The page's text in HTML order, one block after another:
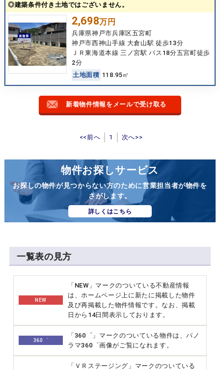
◎建築条件付き土地ではございません。
2,698万円
兵庫県神戸市兵庫区五宮町
神戸市西神山手線 大倉山駅 徒歩13分
ＪＲ東海道本線 三ノ宮駅 バス18分五宮町徒歩
2分
土地面積 118.95㎡
新着物件情報をメールで受け取る
<<前へ 1 次へ>>
物件お探しサービス
お探しの物件が見つからない方のために営業担当者が物件を
さがします。
詳しくはこちら
一覧表の見方
NEW
「NEW」マークのついている不動産情報
は、ホームページ上に新たに掲載した物件
及び再掲載した物件情報です。なお、掲載
日から14日間表示しております。
360゜
「360゜」マークのついている物件は、パノ
ラマ360゜画像がご覧になれます。
「ＶＲステージング」マークのついている